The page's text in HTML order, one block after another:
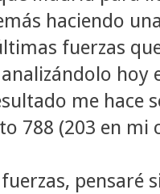
haciendo
fuerzas
hoy
me hace
788 (203 en mi
pensaré